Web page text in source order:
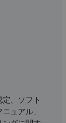
、ソフト
ュアル、